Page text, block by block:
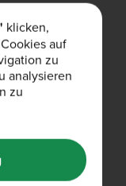
bekannte
mit großer
aber
genannt
wahr als
einer
klicken,
auf
zu
analysieren
zu